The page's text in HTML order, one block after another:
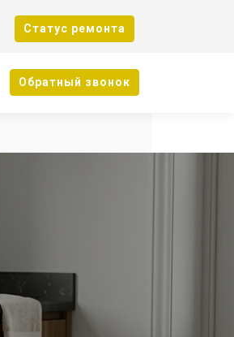
Cтатус ремонта
Oбратный звонок